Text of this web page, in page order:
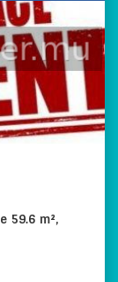
59.6 m²,